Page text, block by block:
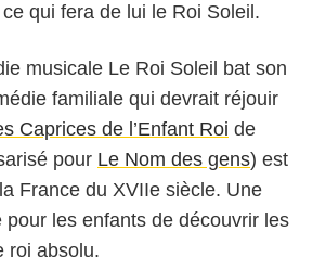
qui fera de lui le Roi Soleil.
musicale Le Roi Soleil bat son
familiale qui devrait réjouir
Caprices de l’Enfant Roi de
pour Le Nom des gens) est
France du XVIIe siècle. Une
pour les enfants de découvrir les
roi absolu.